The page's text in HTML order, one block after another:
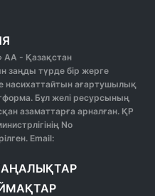
АА - Қазақстан
заңды түрде бір жерге
насихаттайтын ағартушылық
Бұл желі ресурсының
азаматтарға арналған. ҚР
No
Email: